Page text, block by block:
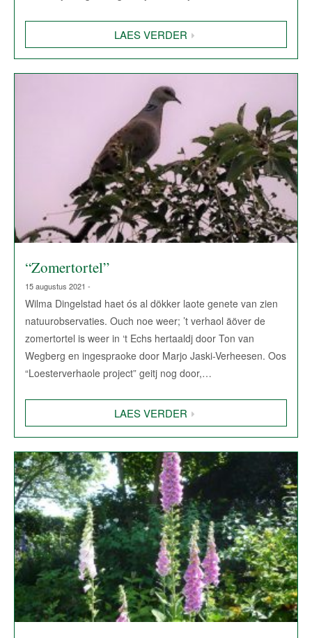
LAES VERDER
“Zomertortel”
15 augustus 2021 -
Wilma Dingelstad haet ós al dökker laote genete van zien
natuurobservaties. Ouch noe weer; ’t verhaol äöver de
zomertortel is weer in ‘t Echs hertaaldj door Ton van
Wegberg en ingespraoke door Marjo Jaski-Verheesen. Oos
“Loesterverhaole project” geitj nog door,…
LAES VERDER